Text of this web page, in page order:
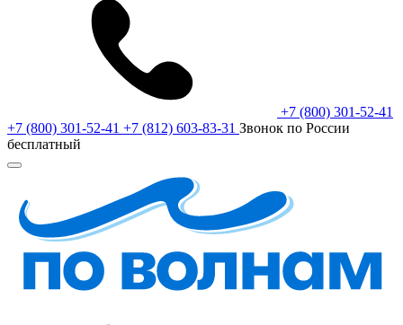
+7 (800) 301-52-41
+7 (800) 301-52-41 +7 (812) 603-83-31 Звонок по России
бесплатный